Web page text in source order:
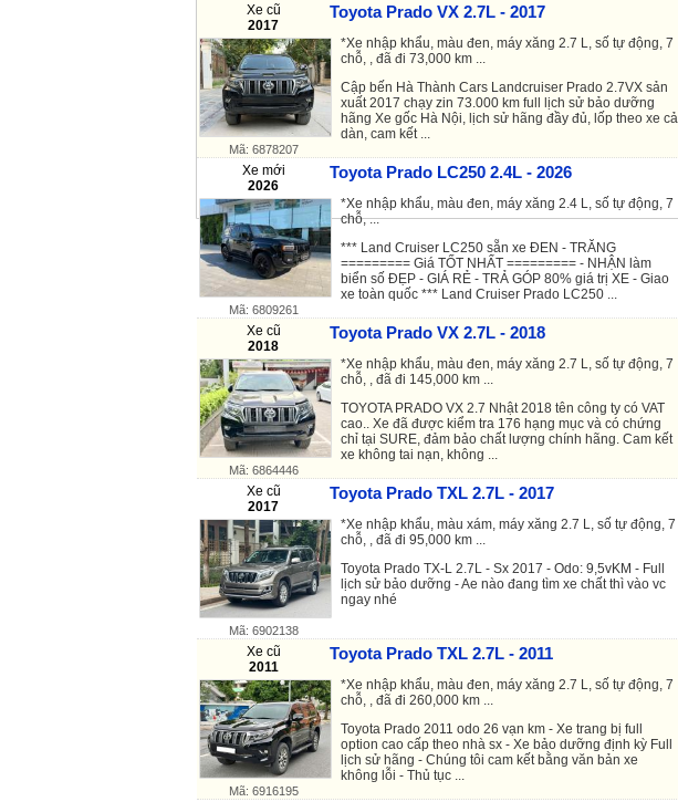
Xe cũ
2017
Toyota Prado VX 2.7L - 2017
Mã: 6878207
*Xe nhập khẩu, màu đen, máy xăng 2.7 L, số tự động, 7
chỗ, , đã đi 73,000 km ...
Cập bến Hà Thành Cars Landcruiser Prado 2.7VX sản
xuất 2017 chạy zin 73.000 km full lịch sử bảo dưỡng
hãng Xe gốc Hà Nội, lịch sử hãng đầy đủ, lốp theo xe cả
dàn, cam kết ...
Xe mới
2026
Toyota Prado LC250 2.4L - 2026
Mã: 6809261
*Xe nhập khẩu, màu đen, máy xăng 2.4 L, số tự động, 7
chỗ, ...
*** Land Cruiser LC250 sẵn xe ĐEN - TRĂNG
========= Giá TỐT NHẤT ========= - NHẬN làm
biển số ĐẸP - GIÁ RẺ - TRẢ GÓP 80% giá trị XE - Giao
xe toàn quốc *** Land Cruiser Prado LC250 ...
Xe cũ
2018
Toyota Prado VX 2.7L - 2018
Mã: 6864446
*Xe nhập khẩu, màu đen, máy xăng 2.7 L, số tự động, 7
chỗ, , đã đi 145,000 km ...
TOYOTA PRADO VX 2.7 Nhật 2018 tên công ty có VAT
cao.. Xe đã được kiểm tra 176 hạng mục và có chứng
chỉ tại SURE, đảm bảo chất lượng chính hãng. Cam kết
xe không tai nạn, không ...
Xe cũ
2017
Toyota Prado TXL 2.7L - 2017
Mã: 6902138
*Xe nhập khẩu, màu xám, máy xăng 2.7 L, số tự động, 7
chỗ, , đã đi 95,000 km ...
Toyota Prado TX-L 2.7L - Sx 2017 - Odo: 9,5vKM - Full
lịch sử bảo dưỡng - Ae nào đang tìm xe chất thì vào vc
ngay nhé
Xe cũ
2011
Toyota Prado TXL 2.7L - 2011
Mã: 6916195
*Xe nhập khẩu, màu đen, máy xăng 2.7 L, số tự động, 7
chỗ, , đã đi 260,000 km ...
Toyota Prado 2011 odo 26 vạn km - Xe trang bị full
option cao cấp theo nhà sx - Xe bảo dưỡng định kỳ Full
lịch sử hãng - Chúng tôi cam kết bằng văn bản xe
không lỗi - Thủ tục ...